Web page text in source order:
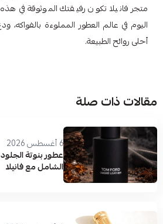
متجر فانيلا تكون رفيقتك الموثوقة في
اليوم في عالم العطور المملوءة
أحلى روائح الطبيعة.
مقالات ذات صلة
6 أغسطس 2026
الشامل مع فانيلا